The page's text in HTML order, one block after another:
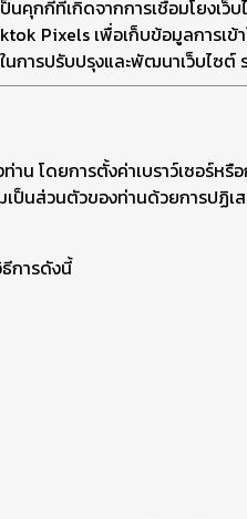
นคุกกี้ที่เกิดจากการเชื่อมโยงเ
Pixels เพื่อเก็บข้อมูลการเ
นการปรับปรุงและพัฒนาเว็บไซ
น โดยการตั้งค่าเบราว์เซอร์ห
ป็นส่วนตัวของท่านด้วยการปฏิ
การดังนี้